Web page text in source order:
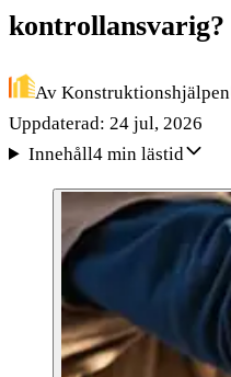
kontrollansvarig?
Av Konstruktionshjälpen
Uppdaterad: 24 jul, 2026
Innehåll4 min lästid